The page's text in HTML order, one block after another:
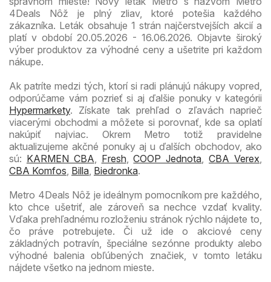
4Deals Nôž je plný zliav, ktoré potešia každého
zákazníka. Leták obsahuje 1 strán najčerstvejších akcií a
platí v období 20.05.2026 - 16.06.2026. Objavte široký
výber produktov za výhodné ceny a ušetrite pri každom
nákupe.
Ak patríte medzi tých, ktorí si radi plánujú nákupy vopred,
odporúčame vám pozrieť si aj ďalšie ponuky v kategórii
Hypermarkety. Získate tak prehľad o zľavách naprieč
viacerými obchodmi a môžete si porovnať, kde sa oplatí
nakúpiť najviac. Okrem Metro totiž pravidelne
aktualizujeme akčné ponuky aj u ďalších obchodov, ako
sú: KARMEN CBA Fresh,COOP Jednota ,CBA Verex
CBA Komfos Billa Biedronka.
Metro 4Deals Nôž je ideálnym pomocníkom pre každého,
kto chce ušetriť, ale zároveň sa nechce vzdať kvality.
Vďaka prehľadnému rozloženiu stránok rýchlo nájdete to,
čo práve potrebujete. Či už ide o akciové ceny
základných potravín, špeciálne sezónne produkty alebo
výhodné balenia obľúbených značiek, v tomto letáku
nájdete všetko na jednom mieste.